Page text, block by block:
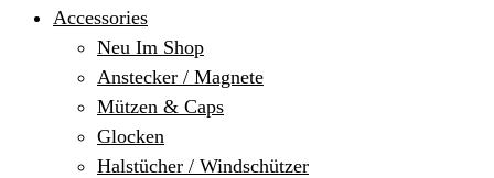
Accessories
Neu Im Shop
Anstecker / Magnete
Mützen & Caps
Glocken
Halstücher / Windschützer